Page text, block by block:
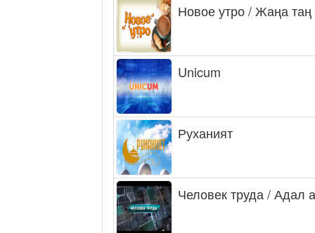
Новое утро / Жаңа таң
Unicum
Руханият
Человек труда / Адал